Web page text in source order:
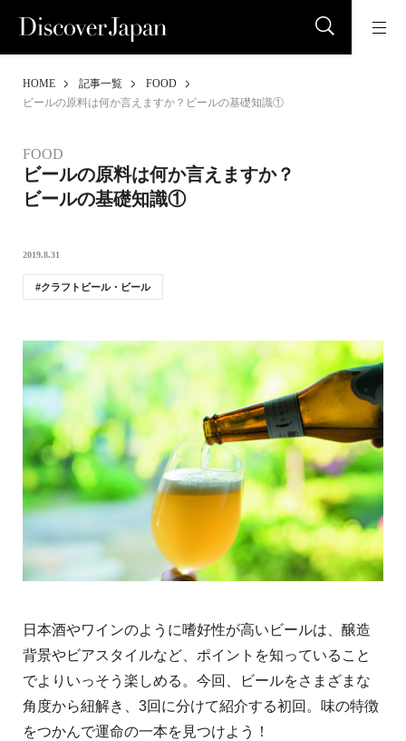
HOME 記事一覧
FOOD
ビールの原料は何か言えますか？ビールの基礎知識①
FOOD
ビールの原料は何か言えますか？
ビールの基礎知識①
2019.8.31
クラフトビール・ビール
日本酒やワインのように嗜好性が高いビールは、醸造
背景やビアスタイルなど、ポイントを知っていること
でよりいっそう楽しめる。今回、ビールをさまざまな
角度から紐解き、3回に分けて紹介する初回。味の特徴
をつかんで運命の一本を見つけよう！